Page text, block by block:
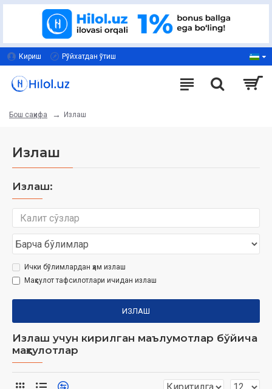
Кириш Рўйхатдан ўтиш
Бош саҳифа Излаш
Излаш
Излаш:
Ички бўлимлардан ҳам излаш
Маҳсулот тафсилотлари ичидан излаш
ИЗЛАШ
Излаш учун кирилган маълумотлар бўйича
маҳсулотлар